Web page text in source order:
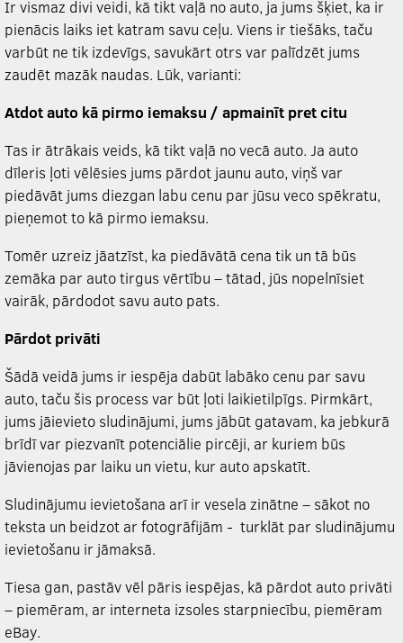
Ir vismaz divi veidi, kā tikt vaļā no auto, ja jums šķiet, ka ir
pienācis laiks iet katram savu ceļu. Viens ir tiešāks, taču
varbūt ne tik izdevīgs, savukārt otrs var palīdzēt jums
zaudēt mazāk naudas. Lūk, varianti:
Atdot auto kā pirmo iemaksu / apmainīt pret citu
Tas ir ātrākais veids, kā tikt vaļā no vecā auto. Ja auto
dīleris ļoti vēlēsies jums pārdot jaunu auto, viņš var
piedāvāt jums diezgan labu cenu par jūsu veco spēkratu,
pieņemot to kā pirmo iemaksu.
Tomēr uzreiz jāatzīst, ka piedāvātā cena tik un tā būs
zemāka par auto tirgus vērtību – tātad, jūs nopelnīsiet
vairāk, pārdodot savu auto pats.
Pārdot privāti
Šādā veidā jums ir iespēja dabūt labāko cenu par savu
auto, taču šis process var būt ļoti laikietilpīgs. Pirmkārt,
jums jāievieto sludinājumi, jums jābūt gatavam, ka jebkurā
brīdī var piezvanīt potenciālie pircēji, ar kuriem būs
jāvienojas par laiku un vietu, kur auto apskatīt.
Sludinājumu ievietošana arī ir vesela zinātne – sākot no
teksta un beidzot ar fotogrāfijām - turklāt par sludinājumu
ievietošanu ir jāmaksā.
Tiesa gan, pastāv vēl pāris iespējas, kā pārdot auto privāti
– piemēram, ar interneta izsoles starpniecību, piemēram
eBay.